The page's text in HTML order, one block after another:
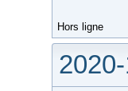
Hors ligne